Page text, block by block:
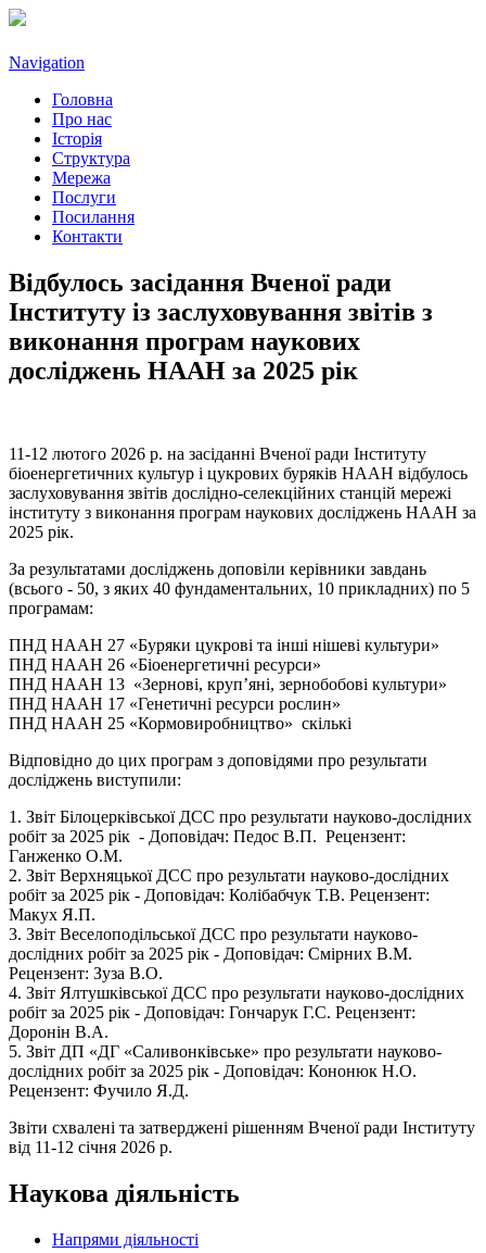
Navigation
Головна
Про нас
Історія
Структура
Мережа
Послуги
Посилання
Контакти
Відбулось засідання Вченої ради
Інституту із заслуховування звітів з
виконання програм наукових
досліджень НААН за 2025 рік
11-12 лютого 2026 р. на засіданні Вченої ради Інституту
біоенергетичних культур і цукрових буряків НААН відбулось
заслуховування звітів дослідно-селекційних станцій мережі
інституту з виконання програм наукових досліджень НААН за
2025 рік.
За результатами досліджень доповіли керівники завдань
(всього - 50, з яких 40 фундаментальних, 10 прикладних) по 5
програмам:
ПНД НААН 27 «Буряки цукрові та інші нішеві культури»
ПНД НААН 26 «Біоенергетичні ресурси»
ПНД НААН 13 «Зернові, круп’яні, зернобобові культури»
ПНД НААН 17 «Генетичні ресурси рослин»
ПНД НААН 25 «Кормовиробництво» скількі
Відповідно до цих програм з доповідями про результати
досліджень виступили:
1. Звіт Білоцерківської ДСС про результати науково-дослідних
робіт за 2025 рік - Доповідач: Педос В.П. Рецензент:
Ганженко О.М.
2. Звіт Верхняцької ДСС про результати науково-дослідних
робіт за 2025 рік - Доповідач: Колібабчук Т.В. Рецензент:
Макух Я.П.
3. Звіт Веселоподільської ДСС про результати науково-
дослідних робіт за 2025 рік - Доповідач: Смірних В.М.
Рецензент: Зуза В.О.
4. Звіт Ялтушківської ДСС про результати науково-дослідних
робіт за 2025 рік - Доповідач: Гончарук Г.С. Рецензент:
Доронін В.А.
5. Звіт ДП «ДГ «Саливонківське» про результати науково-
дослідних робіт за 2025 рік - Доповідач: Кононюк Н.О.
Рецензент: Фучило Я.Д.
Звіти схвалені та затверджені рішенням Вченої ради Інституту
від 11-12 січня 2026 р.
Наукова діяльність
Напрями діяльності